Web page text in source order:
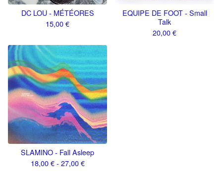
DC LOU - MÉTÉORES
15,00€
EQUIPE DE FOOT - Small
Talk
20,00€
SLAMINO - Fall Asleep
18,00€- 27,00€